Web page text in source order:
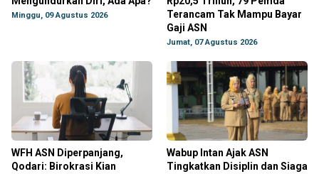
Minggu, 09 Agustus 2026
Terancam Tak Mampu Bayar
Gaji ASN
Jumat, 07 Agustus 2026
WFH ASN Diperpanjang,
Qodari: Birokrasi Kian
Wabup Intan Ajak ASN
Tingkatkan Disiplin dan Siaga